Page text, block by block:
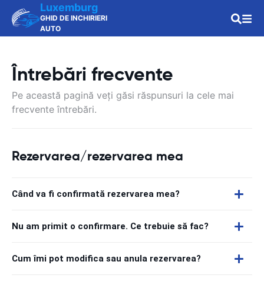
Luxemburg
GHID DE INCHIRIERI
AUTO
Întrebări frecvente
Pe această pagină veți găsi răspunsuri la cele mai
frecvente întrebări.
Rezervarea/rezervarea mea
Când va fi confirmată rezervarea mea?
Nu am primit o confirmare. Ce trebuie să fac?
Cum îmi pot modifica sau anula rezervarea?